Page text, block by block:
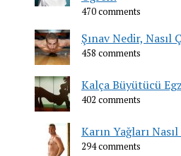
470 comments
Şınav Nedir, Nasıl
458 comments
Kalça Büyütücü
402 comments
Karın Yağları
294 comments